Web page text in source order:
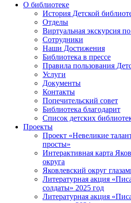
О библиотеке
История Детской
Отделы
Виртуальная экскурсия
Сотрудники
Наши Достижения
Библиотека в прессе
Правила пользования
Услуги
Документы
Контакты
Попечительский совет
Библиотека благодарит
Список детских
Проекты
Проект «Невеликие
просты»
Интерактивная карта
округа
Яковлевский округ
Литературная акция
солдаты» 2025 год
Литературная акция